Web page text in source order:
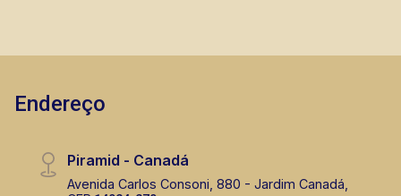
Endereço
Piramid - Canadá
Avenida Carlos Consoni, 880 - Jardim Canadá,